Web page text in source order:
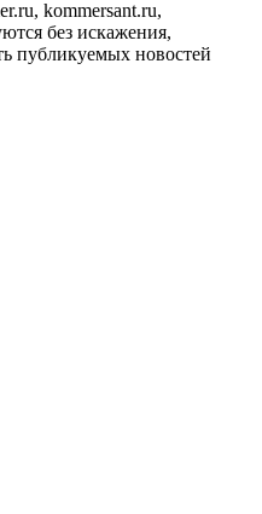
kommersant.ru,
без искажения,
публикуемых новостей